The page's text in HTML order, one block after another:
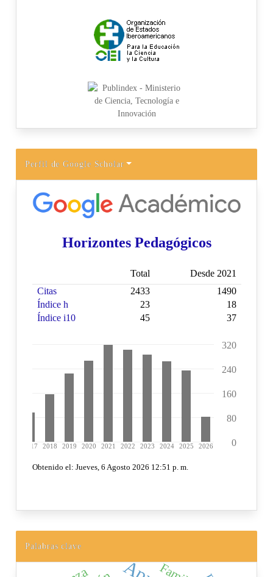
Perfil de Google Scholar
Palabras clave